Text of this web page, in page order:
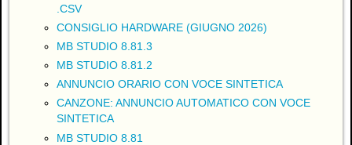
.CSV
CONSIGLIO HARDWARE (GIUGNO 2026)
MB STUDIO 8.81.3
MB STUDIO 8.81.2
ANNUNCIO ORARIO CON VOCE SINTETICA
CANZONE: ANNUNCIO AUTOMATICO CON VOCE
SINTETICA
MB STUDIO 8.81